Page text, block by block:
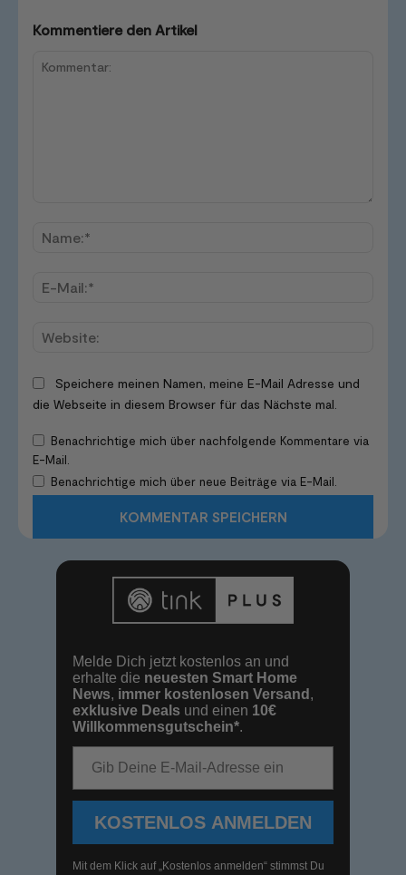
Kommentiere den Artikel
Speichere meinen Namen, meine E-Mail Adresse und
die Webseite in diesem Browser für das Nächste mal.
Benachrichtige mich über nachfolgende Kommentare via
E-Mail.
Benachrichtige mich über neue Beiträge via E-Mail.
Melde Dich jetzt kostenlos an und
erhalte die neuesten Smart Home
News, immer kostenlosen Versand ,
exklusive Deals und einen 10€
Willkommensgutschein*.
KOSTENLOS ANMELDEN
Mit dem Klick auf „Kostenlos anmelden“ stimmst Du